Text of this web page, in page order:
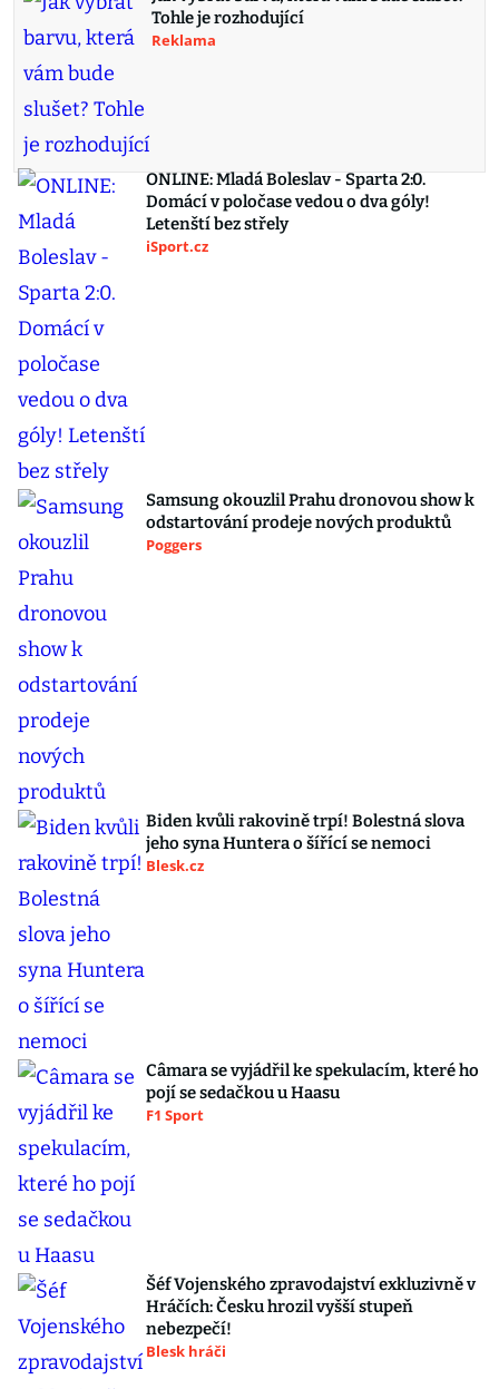
Tohle je rozhodující
Reklama
ONLINE: Mladá Boleslav - Sparta 2:0.
Domácí v poločase vedou o dva góly!
Letenští bez střely
iSport.cz
Samsung okouzlil Prahu dronovou show k
odstartování prodeje nových produktů
Poggers
Biden kvůli rakovině trpí! Bolestná slova
jeho syna Huntera o šířící se nemoci
Blesk.cz
Câmara se vyjádřil ke spekulacím, které ho
pojí se sedačkou u Haasu
F1 Sport
Šéf Vojenského zpravodajství exkluzivně v
Hráčích: Česku hrozil vyšší stupeň
nebezpečí!
Blesk hráči